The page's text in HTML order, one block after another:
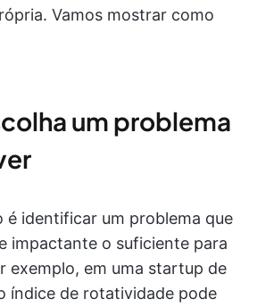
Vamos mostrar como
um problema
é identificar um problema que
impactante o suficiente para
exemplo, em uma startup de
índice de rotatividade pode